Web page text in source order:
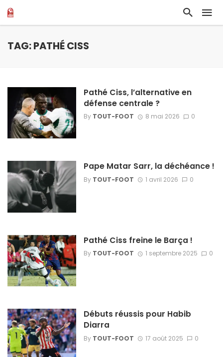
TAG: PATHÉ CISS
Pathé Ciss, l’alternative en
défense centrale ?
By TOUT-FOOT 8 mai 2026 0
Pape Matar Sarr, la déchéance !
By TOUT-FOOT 1 avril 2026 0
Pathé Ciss freine le Barça !
By TOUT-FOOT 1 septembre 2025 0
Débuts réussis pour Habib
Diarra
By TOUT-FOOT 17 août 2025 0